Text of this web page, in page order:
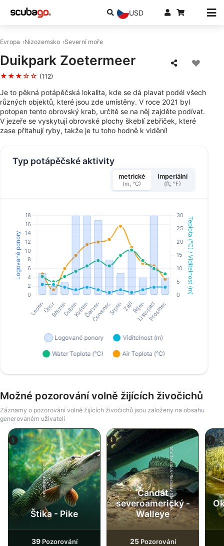
USD
Evropa Nizozemsko Severní moře
Duikpark Zoetermeer
★★★☆☆ (112)
Je to pěkná potápěčská lokalita, kde se dá plavat podél všech
různých objektů, které jsou zde umístěny. V roce 2021 byl
potopen tento obrovský krab, určitě se na něj zajděte podívat.
V jezeře se vyskytují obrovské plochy škeblí zebřiček, které
zase přitahují ryby, takže je tu toho hodně k vidění!
Typ potápěčské aktivity
metrické
(m, °C)
Imperiální
(ft, °F)
Možné pozorování volně žijících živočichů
Záznamy o pozorování volně žijících živočichů jsou založeny na obsahu
generovaném uživateli
iStock-abadonian
Štika - Pike
39Pozorování
Shutterstock-Rostislav Stefanek
Candát
severoamerický -
Walleye
25Pozorování